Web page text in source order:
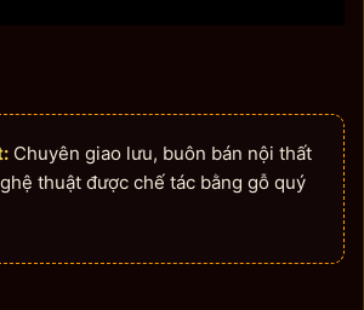
Chuyên giao lưu, buôn bán nội thất
thuật được chế tác bằng gỗ quý